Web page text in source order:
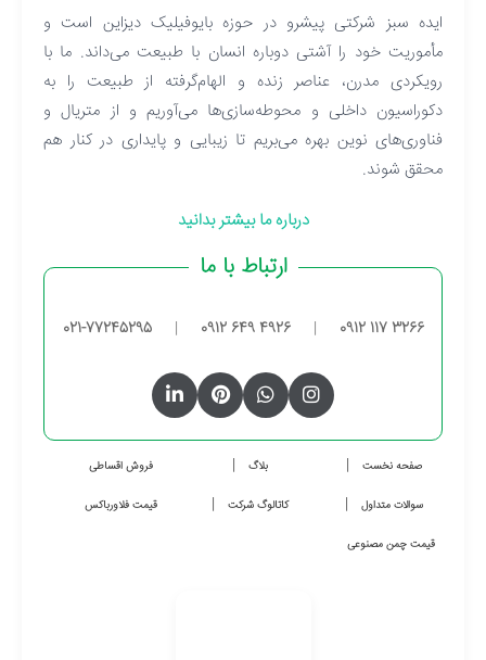
ایده سبز شرکتی پیشرو در حوزه بایوفیلیک دیزاین است و
مأموریت خود را آشتی دوباره انسان با طبیعت می‌داند. ما با
رویکردی مدرن، عناصر زنده و الهام‌گرفته از طبیعت را به
دکوراسیون داخلی و محوطه‌سازی‌ها می‌آوریم و از متریال و
فناوری‌های نوین بهره می‌بریم تا زیبایی و پایداری در کنار هم
محقق شوند.
درباره ما بیشتر بدانید
ارتباط با ما
0912 117 3266
|
0912 649 4926
|
021-77245295
صفحه نخست بلاگ فروش اقساطی
سوالات متداول کاتالوگ شرکت قیمت فلاورباکس
قیمت چمن مصنوعی